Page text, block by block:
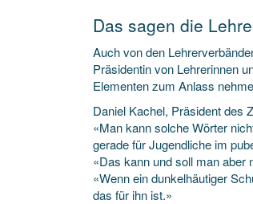
Das sagen die
Auch von den
Präsidentin von Lehrerinnen
Elementen zum Anlass
Daniel Kachel, Präsident des
«Man kann solche Wörter
gerade für Jugendliche im
«Das kann und soll man aber
«Wenn ein dunkelhäutiger
das für ihn ist.»